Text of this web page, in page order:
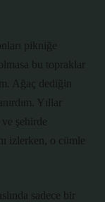
pikniğe
bu topraklar
Ağaç dediğin
Yıllar
şehirde
izlerken, o cümle
sadece bir